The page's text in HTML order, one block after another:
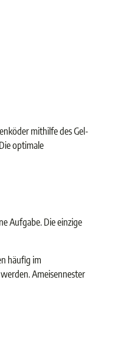
mithilfe des Gel-
optimale
Aufgabe. Die einzige
häufig im
Ameisennester